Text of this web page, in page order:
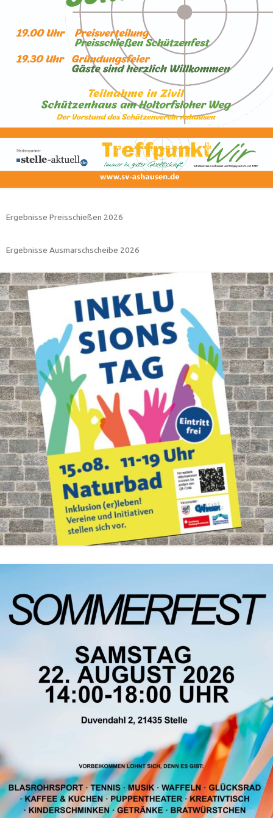
Ergebnisse Preisschießen 2026
Ergebnisse Ausmarschscheibe 2026